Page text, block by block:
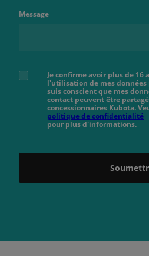
Message
Je confirme avoir plus de 16
l'utilisation de mes données
suis conscient que mes
contact peuvent être
concessionnaires Kubota.
politique de confidentialité
pour plus d'informations.